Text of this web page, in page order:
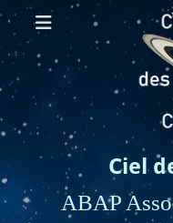
Ciel
ABAP